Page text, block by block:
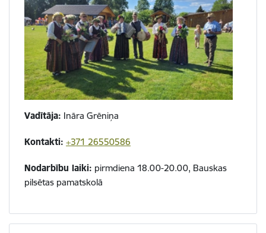
Vadītāja: Ināra Grēniņa
Kontakti: +371 26550586
Nodarbību laiki: pirmdiena 18.00-20.00, Bauskas
pilsētas pamatskolā